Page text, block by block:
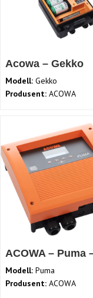
Acowa – Gekko
Modell: Gekko
Produsent: ACOWA
ACOWA – Puma
Modell: Puma
Produsent: ACOWA